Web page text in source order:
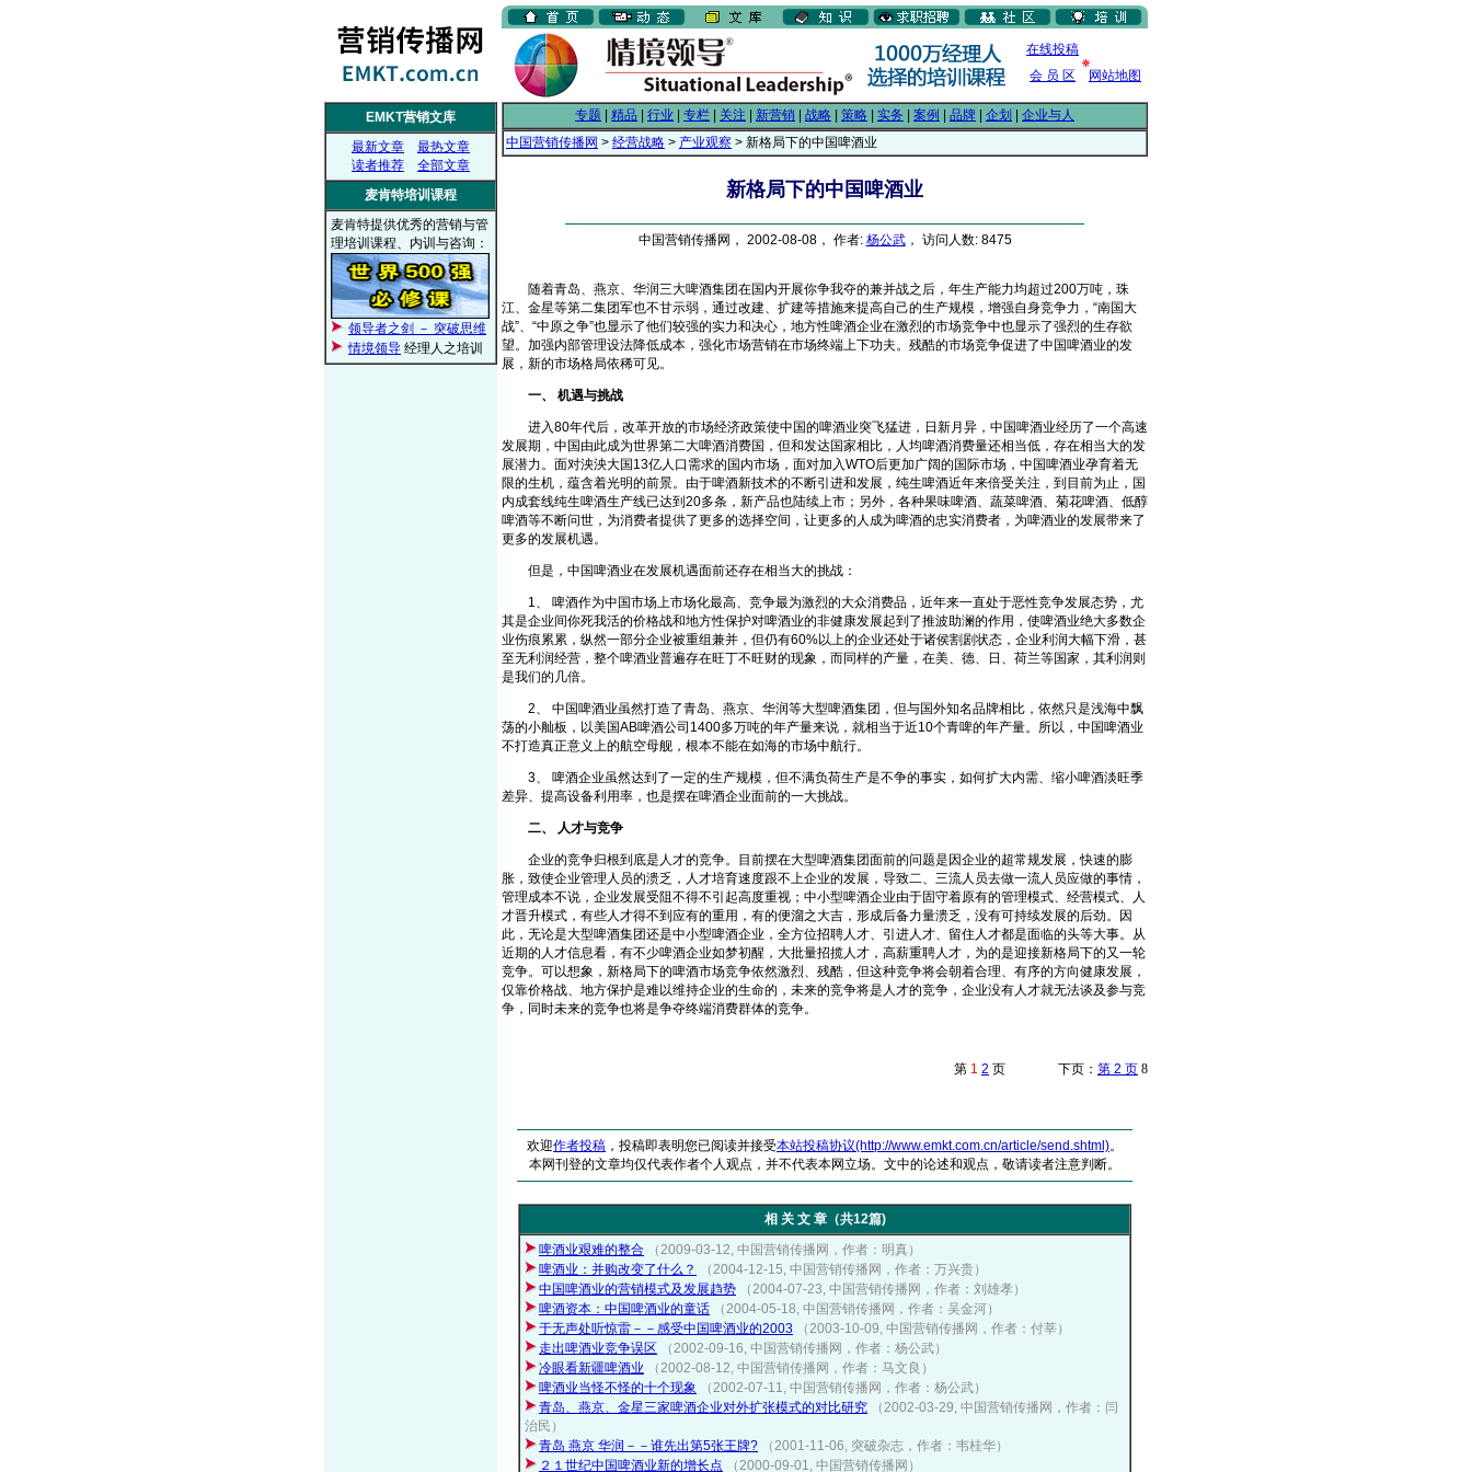
在线投稿
会 员 区
网站地图
EMKT营销文库
最新文章
最热文章
读者推荐
全部文章
麦肯特培训课程
麦肯特提供优秀的营销与管
理培训课程、内训与咨询：
领导者之剑 － 突破思维
情境领导 经理人之培训
专题 精品 行业 专栏 关注 新营销 战略 策略 实务 案例 品牌 企划
企业与人
中国营销传播网 > 经营战略 > 产业观察 > 新格局下的中国啤酒业
新格局下的中国啤酒业
中国营销传播网， 2002-08-08， 作者: 杨公武， 访问人数: 8475
随着青岛、燕京、华润三大啤酒集团在国内开展你争我夺的兼并战之后，年生产能力均超过200万吨，珠
江、金星等第二集团军也不甘示弱，通过改建、扩建等措施来提高自己的生产规模，增强自身竞争力，“南国大
战”、“中原之争”也显示了他们较强的实力和决心，地方性啤酒企业在激烈的市场竞争中也显示了强烈的生存欲
望。加强内部管理设法降低成本，强化市场营销在市场终端上下功夫。残酷的市场竞争促进了中国啤酒业的发
展，新的市场格局依稀可见。
一、 机遇与挑战
进入80年代后，改革开放的市场经济政策使中国的啤酒业突飞猛进，日新月异，中国啤酒业经历了一个高速
发展期，中国由此成为世界第二大啤酒消费国，但和发达国家相比，人均啤酒消费量还相当低，存在相当大的发
展潜力。面对泱泱大国13亿人口需求的国内市场，面对加入WTO后更加广阔的国际市场，中国啤酒业孕育着无
限的生机，蕴含着光明的前景。由于啤酒新技术的不断引进和发展，纯生啤酒近年来倍受关注，到目前为止，国
内成套线纯生啤酒生产线已达到20多条，新产品也陆续上市；另外，各种果味啤酒、蔬菜啤酒、菊花啤酒、低醇
啤酒等不断问世，为消费者提供了更多的选择空间，让更多的人成为啤酒的忠实消费者，为啤酒业的发展带来了
更多的发展机遇。
但是，中国啤酒业在发展机遇面前还存在相当大的挑战：
1、 啤酒作为中国市场上市场化最高、竞争最为激烈的大众消费品，近年来一直处于恶性竞争发展态势，尤
其是企业间你死我活的价格战和地方性保护对啤酒业的非健康发展起到了推波助澜的作用，使啤酒业绝大多数企
业伤痕累累，纵然一部分企业被重组兼并，但仍有60%以上的企业还处于诸侯割剧状态，企业利润大幅下滑，甚
至无利润经营，整个啤酒业普遍存在旺丁不旺财的现象，而同样的产量，在美、德、日、荷兰等国家，其利润则
是我们的几倍。
2、 中国啤酒业虽然打造了青岛、燕京、华润等大型啤酒集团，但与国外知名品牌相比，依然只是浅海中飘
荡的小舢板，以美国AB啤酒公司1400多万吨的年产量来说，就相当于近10个青啤的年产量。所以，中国啤酒业
不打造真正意义上的航空母舰，根本不能在如海的市场中航行。
3、 啤酒企业虽然达到了一定的生产规模，但不满负荷生产是不争的事实，如何扩大内需、缩小啤酒淡旺季
差异、提高设备利用率，也是摆在啤酒企业面前的一大挑战。
二、 人才与竞争
企业的竞争归根到底是人才的竞争。目前摆在大型啤酒集团面前的问题是因企业的超常规发展，快速的膨
胀，致使企业管理人员的溃乏，人才培育速度跟不上企业的发展，导致二、三流人员去做一流人员应做的事情，
管理成本不说，企业发展受阻不得不引起高度重视；中小型啤酒企业由于固守着原有的管理模式、经营模式、人
才晋升模式，有些人才得不到应有的重用，有的便溜之大吉，形成后备力量溃乏，没有可持续发展的后劲。因
此，无论是大型啤酒集团还是中小型啤酒企业，全方位招聘人才、引进人才、留住人才都是面临的头等大事。从
近期的人才信息看，有不少啤酒企业如梦初醒，大批量招揽人才，高薪重聘人才，为的是迎接新格局下的又一轮
竞争。可以想象，新格局下的啤酒市场竞争依然激烈、残酷，但这种竞争将会朝着合理、有序的方向健康发展，
仅靠价格战、地方保护是难以维持企业的生命的，未来的竞争将是人才的竞争，企业没有人才就无法谈及参与竞
争，同时未来的竞争也将是争夺终端消费群体的竞争。
第 1 2 页 下页： 第 2 页 8
欢迎作者投稿 ，投稿即表明您已阅读并接受本站投稿协议(http://www.emkt.com.cn/article/send.shtml)。
本网刊登的文章均仅代表作者个人观点，并不代表本网立场。文中的论述和观点，敬请读者注意判断。
相 关 文 章（共12篇)
啤酒业艰难的整合
（2009-03-12, 中国营销传播网，作者：明真）
啤酒业：并购改变了什么？
（2004-12-15, 中国营销传播网，作者：万兴贵）
中国啤酒业的营销模式及发展趋势
（2004-07-23, 中国营销传播网，作者：刘雄孝）
啤酒资本：中国啤酒业的童话
（2004-05-18, 中国营销传播网，作者：吴金河）
于无声处听惊雷－－感受中国啤酒业的2003
（2003-10-09, 中国营销传播网，作者：付莘）
走出啤酒业竞争误区
（2002-09-16, 中国营销传播网，作者：杨公武）
冷眼看新疆啤酒业
（2002-08-12, 中国营销传播网，作者：马文良）
啤酒业当怪不怪的十个现象
（2002-07-11, 中国营销传播网，作者：杨公武）
青岛、燕京、金星三家啤酒企业对外扩张模式的对比研究
（2002-03-29, 中国营销传播网，作者：闫
治民）
青岛 燕京 华润－－谁先出第5张王牌?
（2001-11-06, 突破杂志，作者：韦桂华）
２１世纪中国啤酒业新的增长点
（2000-09-01, 中国营销传播网）